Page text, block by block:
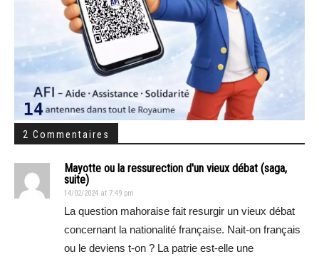
2 Commentaires
Mayotte ou la ressurection d'un vieux débat (saga,
suite)
14/02/2024 at 7:49 pm
La question mahoraise fait resurgir un vieux débat
concernant la nationalité française. Nait-on français
ou le deviens t-on ? La patrie est-elle une